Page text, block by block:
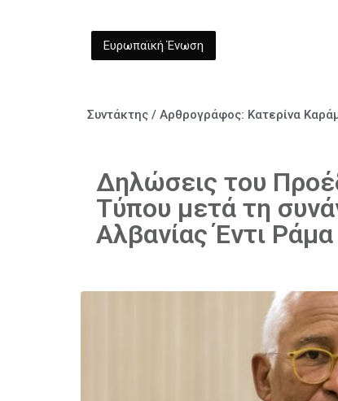
Ευρωπαϊκή Ένωση
Συντάκτης / Αρθρογράφος: Κατερίνα
Δηλώσεις του
Τύπου μετά τη
Αλβανίας Έντι Ράμα